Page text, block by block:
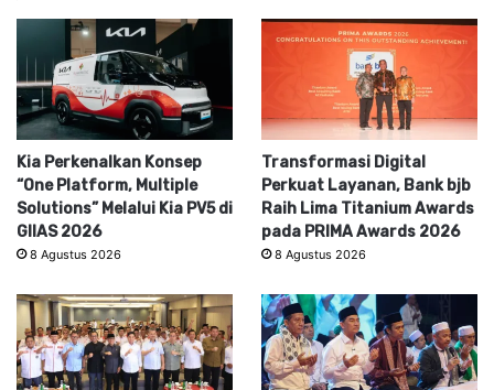
Kia Perkenalkan Konsep
“One Platform, Multiple
Solutions” Melalui Kia PV5 di
GIIAS 2026
8 Agustus 2026
Transformasi Digital
Perkuat Layanan, Bank bjb
Raih Lima Titanium Awards
pada PRIMA Awards 2026
8 Agustus 2026